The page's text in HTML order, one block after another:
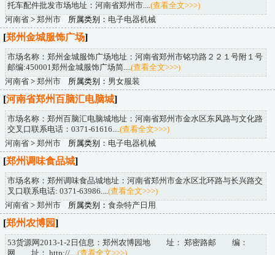
托车配件批发市场地址：河南省郑州市.... (查看全文>>>)
河南省 > 郑州市 所属类别： 电子电器机械
[郑州金城服饰广场]
市场名称：郑州金城服饰广场地址：河南省郑州市铭功路２２１号附１号
邮编:450001郑州金城服饰广场简.... (查看全文>>>)
河南省 > 郑州市 所属类别： 男女服装
[河南省郑州百脑汇电脑城]
市场名称：郑州百脑汇电脑城地址：河南省郑州市金水区东风路与文化路
交叉口联系电话：0371-61616.... (查看全文>>>)
河南省 > 郑州市 所属类别： 电子电器机械
[郑州调味食品城]
市场名称：郑州调味食品城地址：河南省郑州市金水区北环路与长兴路交
叉口联系电话: 0371-63986.... (查看全文>>>)
河南省 > 郑州市 所属类别： 食杂特产日用
[郑州农博园]
53货源网2013-1-2日信息：郑州农博园地 址： 郑密路邮 编：
网 址： http://.... (查看全文>>>)